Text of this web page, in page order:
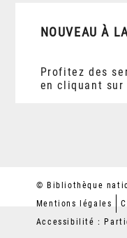
NOUVEAU À
Profitez des
en cliquant sur
© Bibliothèque
Mentions légales
Accessibilité :